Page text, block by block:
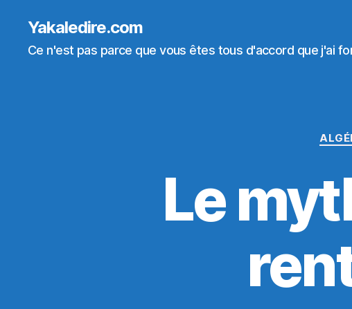
Yakaledire.com
Ce n'est pas parce que vous êtes tous d'accord que j'ai
Le